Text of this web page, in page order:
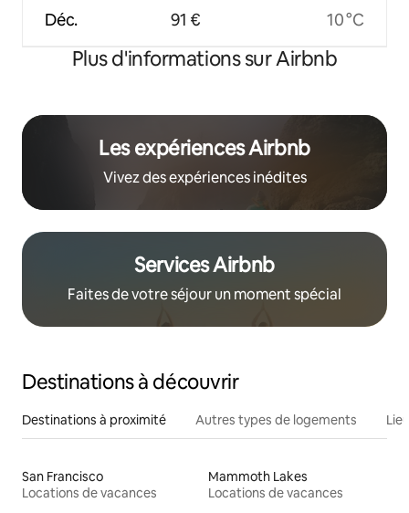
Déc. 91 € 10 °C
Plus d'informations sur Airbnb
Les expériences Airbnb
Vivez des expériences inédites
Services Airbnb
Faites de votre séjour un moment spécial
Destinations à découvrir
Destinations à proximité Autres types de logements
San Francisco
Locations de vacances
Mammoth Lakes
Locations de vacances